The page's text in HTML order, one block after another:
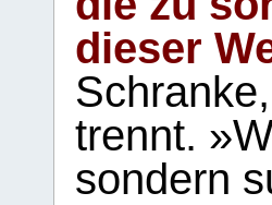
dieser
trennt.
sondern